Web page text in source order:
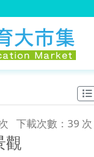
下載次數：39 次
觀